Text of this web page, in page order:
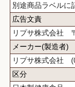
別途商品ラベルに
広告文責
リプサ株式会社
メーカー(製造者)
リプサ株式会社
区分